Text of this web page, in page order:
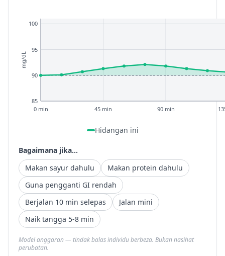
85
90
95
100
0 min 45 min 90 min
mg/dL
Hidangan ini
Bagaimana jika...
Makan sayur dahulu
Makan protein dahulu
Guna pengganti GI rendah
Berjalan 10 min selepas
Jalan mini
Naik tangga 5-8 min
Model anggaran — tindak balas individu berbeza. Bukan nasihat
perubatan.